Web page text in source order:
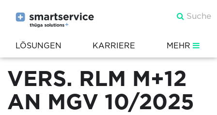
LÖSUNGEN KARRIERE MEHR
VERS. RLM M+12
AN MGV 10/2025